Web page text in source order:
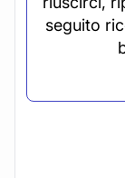
seguito